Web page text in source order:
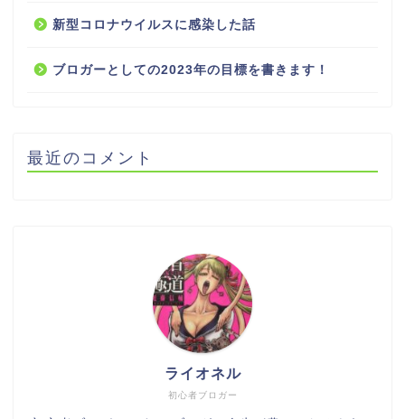
新型コロナウイルスに感染した話
ブロガーとしての2023年の目標を書きます！
最近のコメント
初心者ブロガー
ライオネル